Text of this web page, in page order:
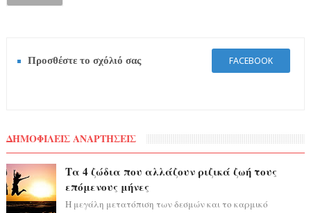
Προσθέστε το σχόλιό σας FACEBOOK
ΔΗΜΟΦΙΛΕΙΣ ΑΝΑΡΤΗΣΕΙΣ
Τα 4 ζώδια που αλλάζουν ριζικά ζωή τους
επόμενους μήνες
Η μεγάλη μετατόπιση των δεσμών και το καρμικό